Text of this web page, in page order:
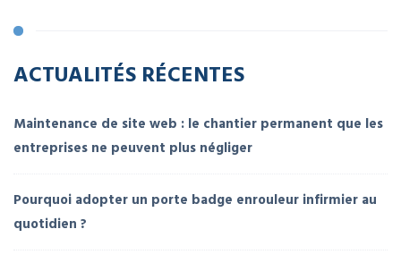
ACTUALITÉS RÉCENTES
Maintenance de site web : le chantier permanent que les
entreprises ne peuvent plus négliger
Pourquoi adopter un porte badge enrouleur infirmier au
quotidien ?